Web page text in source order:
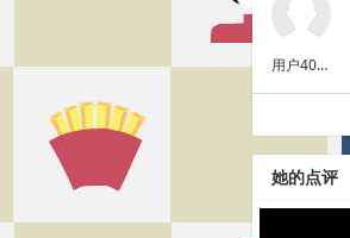
用户4044221512
她的点评